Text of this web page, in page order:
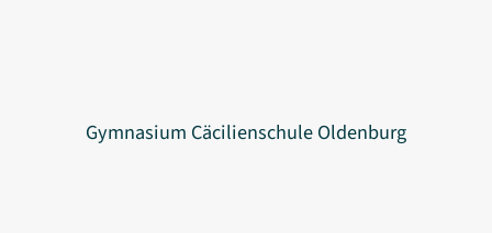
Gymnasium Cäcilienschule Oldenburg